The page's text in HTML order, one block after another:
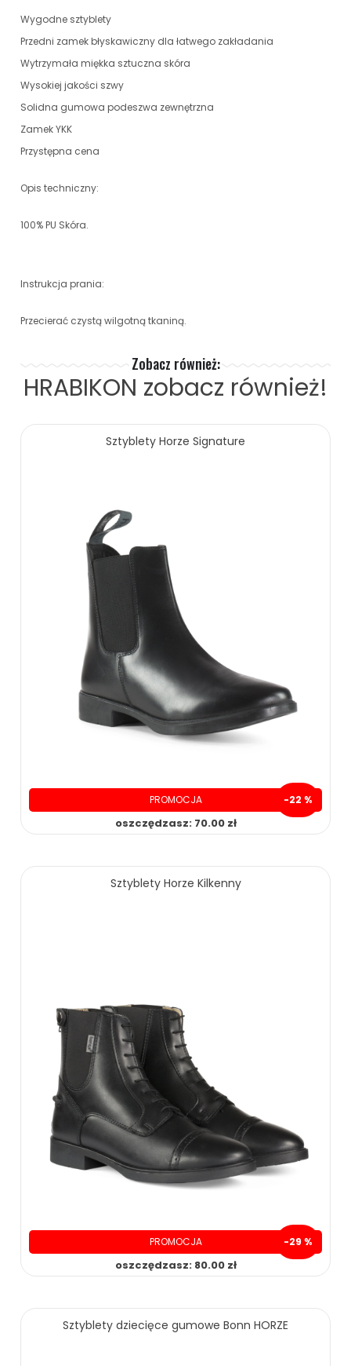
Wygodne sztyblety
Przedni zamek błyskawiczny dla łatwego zakładania
Wytrzymała miękka sztuczna skóra
Wysokiej jakości szwy
Solidna gumowa podeszwa zewnętrzna
Zamek YKK
Przystępna cena
Opis techniczny:
100% PU Skóra.
Instrukcja prania:
Przecierać czystą wilgotną tkaniną.
Zobacz również:
HRABIKON zobacz również!
Sztyblety Horze Signature
PROMOCJA -22 %
oszczędzasz: 70.00 zł
Sztyblety Horze Kilkenny
PROMOCJA -29 %
oszczędzasz: 80.00 zł
Sztyblety dziecięce gumowe Bonn HORZE